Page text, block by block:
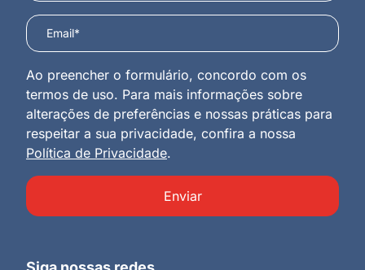
Ao preencher o formulário, concordo com os
termos de uso. Para mais informações sobre
alterações de preferências e nossas práticas para
respeitar a sua privacidade, confira a nossa
Política de Privacidade.
Enviar